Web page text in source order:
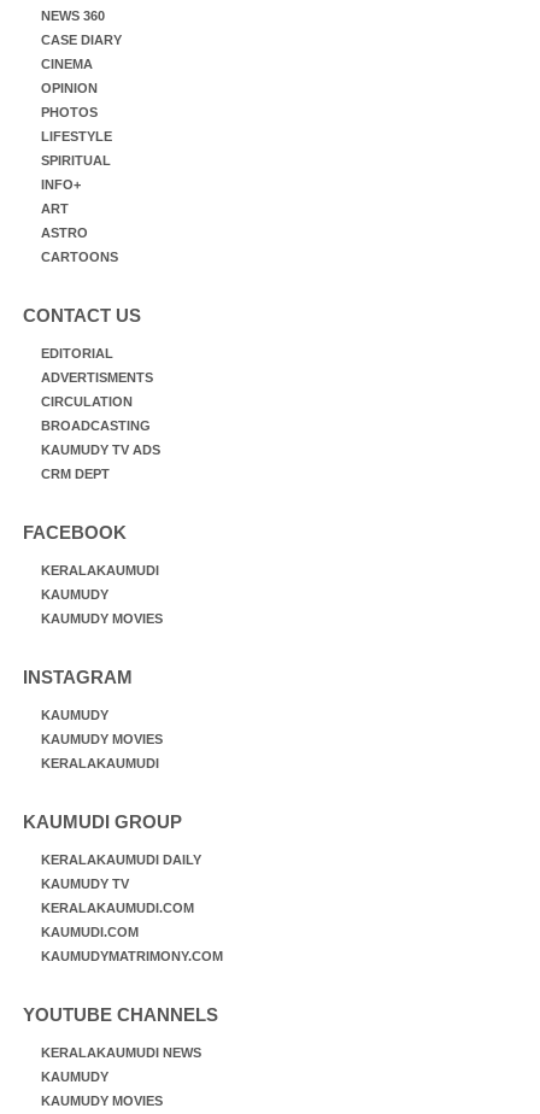
NEWS 360
CASE DIARY
CINEMA
OPINION
PHOTOS
LIFESTYLE
SPIRITUAL
INFO+
ART
ASTRO
CARTOONS
CONTACT US
EDITORIAL
ADVERTISMENTS
CIRCULATION
BROADCASTING
KAUMUDY TV ADS
CRM DEPT
FACEBOOK
KERALAKAUMUDI
KAUMUDY
KAUMUDY MOVIES
INSTAGRAM
KAUMUDY
KAUMUDY MOVIES
KERALAKAUMUDI
KAUMUDI GROUP
KERALAKAUMUDI DAILY
KAUMUDY TV
KERALAKAUMUDI.COM
KAUMUDI.COM
KAUMUDYMATRIMONY.COM
YOUTUBE CHANNELS
KERALAKAUMUDI NEWS
KAUMUDY
KAUMUDY MOVIES